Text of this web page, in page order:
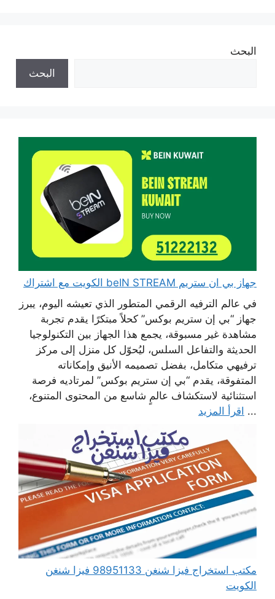
البحث
البحث
جهاز بي ان ستريم beIN STREAM الكويت مع اشتراك
في عالم الترفيه الرقمي المتطور الذي تعيشه اليوم، يبرز
جهاز “بي إن ستريم بوكس” كحلاً مبتكرًا يقدم تجربة
مشاهدة غير مسبوقة، يجمع هذا الجهاز بين التكنولوجيا
الحديثة والتفاعل السلس، ليُحوّل كل منزل إلى مركز
ترفيهي متكامل، بفضل تصميمه الأنيق وإمكاناته
المتفوقة، يقدم “بي إن ستريم بوكس” لمرتاديه فرصة
استثنائية لاستكشاف عالمٍ شاسع من المحتوى المتنوع،
... اقرأ المزيد
مكتب استخراج فيزا شنغن 98951133 فيزا شنغن
الكويت